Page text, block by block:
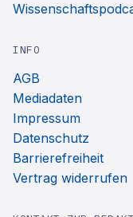
INFO
AGB
Mediadaten
Impressum
Datenschutz
Barrierefreiheit
Vertrag widerrufen